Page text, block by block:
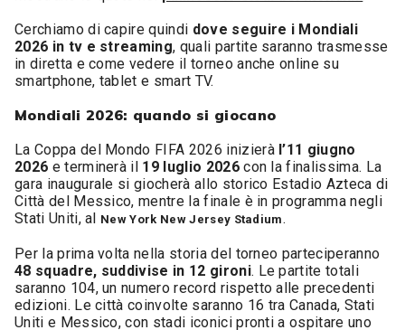
Cerchiamo di capire quindi dove seguire i Mondiali
2026 in tv e streaming, quali partite saranno trasmesse
in diretta e come vedere il torneo anche online su
smartphone, tablet e smart TV.
Mondiali 2026: quando si giocano
La Coppa del Mondo FIFA 2026 inizierà l’11 giugno
2026 e terminerà il 19 luglio 2026con la finalissima. La
gara inaugurale si giocherà allo storico Estadio Azteca di
Città del Messico, mentre la finale è in programma negli
Stati Uniti, al New York New Jersey Stadium.
Per la prima volta nella storia del torneo parteciperanno
48 squadre, suddivise in 12 gironi. Le partite totali
saranno 104, un numero record rispetto alle precedenti
edizioni. Le città coinvolte saranno 16 tra Canada, Stati
Uniti e Messico, con stadi iconici pronti a ospitare uno